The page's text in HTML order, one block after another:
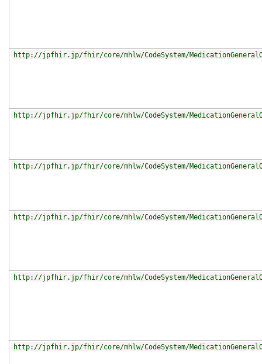
http://jpfhir.jp/fhir/core/mhlw/CodeSystem/
http://jpfhir.jp/fhir/core/mhlw/CodeSystem/
http://jpfhir.jp/fhir/core/mhlw/CodeSystem/
http://jpfhir.jp/fhir/core/mhlw/CodeSystem/
http://jpfhir.jp/fhir/core/mhlw/CodeSystem/
http://jpfhir.jp/fhir/core/mhlw/CodeSystem/